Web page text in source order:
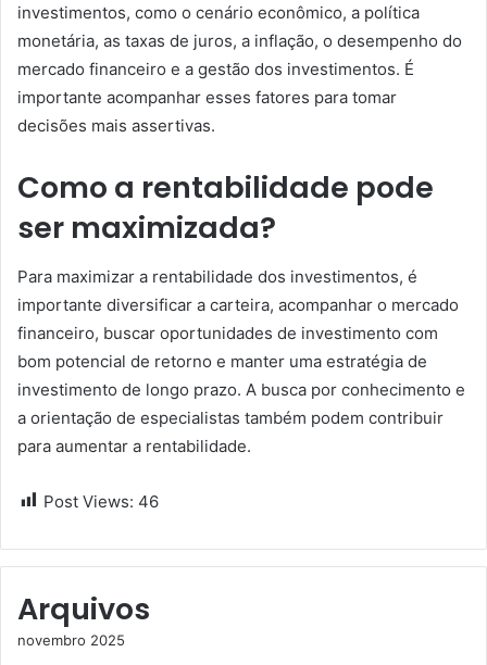
investimentos, como o cenário econômico, a política
monetária, as taxas de juros, a inflação, o desempenho do
mercado financeiro e a gestão dos investimentos. É
importante acompanhar esses fatores para tomar
decisões mais assertivas.
Como a rentabilidade pode
ser maximizada?
Para maximizar a rentabilidade dos investimentos, é
importante diversificar a carteira, acompanhar o mercado
financeiro, buscar oportunidades de investimento com
bom potencial de retorno e manter uma estratégia de
investimento de longo prazo. A busca por conhecimento e
a orientação de especialistas também podem contribuir
para aumentar a rentabilidade.
Post Views: 46
Arquivos
novembro 2025